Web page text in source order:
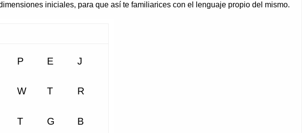
iniciales, para que así te familiarices con el lenguaje propio del mismo.